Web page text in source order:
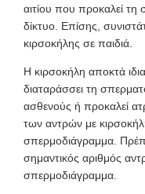
αιτίου που προκαλεί τη
δίκτυο. Επίσης,
κιρσοκήλης σε παιδιά.
Η κιρσοκήλη αποκτά
διαταράσσει τη
ασθενούς ή προκαλεί
των αντρών με
σπερμοδιάγραμμα.
σημαντικός αριθμός
σπερμοδιάγραμμα.